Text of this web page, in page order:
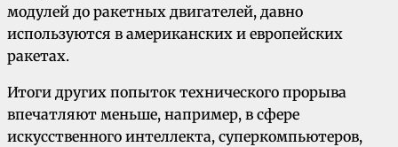
модулей до ракетных двигателей, давно
используются в американских и европейских
ракетах.
Итоги других попыток технического прорыва
впечатляют меньше, например, в сфере
искусственного интеллекта, суперкомпьютеров,